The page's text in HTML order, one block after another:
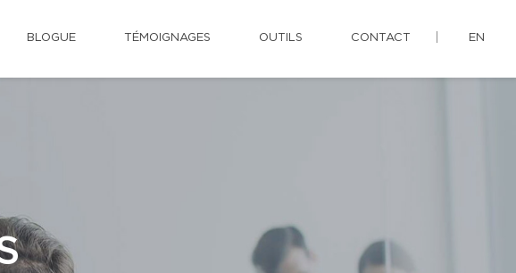
BLOGUE TÉMOIGNAGES OUTILS CONTACT EN